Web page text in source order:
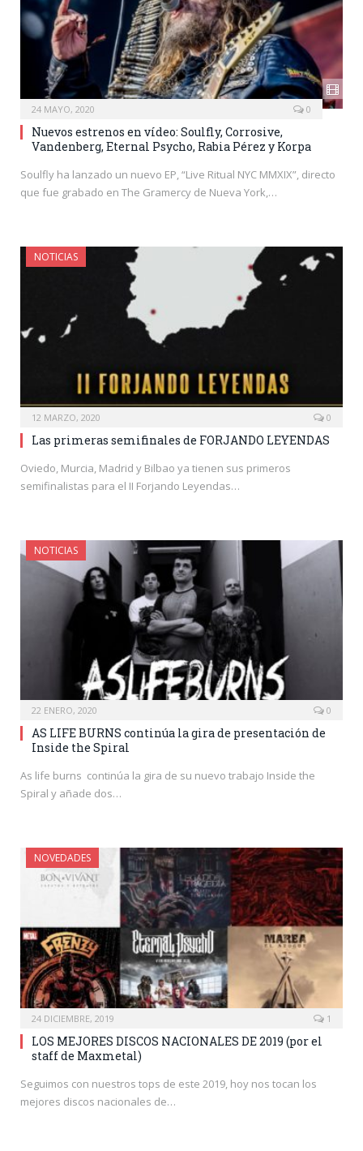
24 MAYO, 2020 0
Nuevos estrenos en vídeo: Soulfly, Corrosive,
Vandenberg, Eternal Psycho, Rabia Pérez y Korpa
Soulfly ha lanzado un nuevo EP, “Live Ritual NYC MMXIX”, directo
que fue grabado en The Gramercy de Nueva York,…
NOTICIAS
12 MARZO, 2020 0
Las primeras semifinales de FORJANDO LEYENDAS
Oviedo, Murcia, Madrid y Bilbao ya tienen sus primeros
semifinalistas para el II Forjando Leyendas…
NOTICIAS
22 ENERO, 2020 0
AS LIFE BURNS continúa la gira de presentación de
Inside the Spiral
As life burns continúa la gira de su nuevo trabajo Inside the
Spiral y añade dos…
NOVEDADES
24 DICIEMBRE, 2019 1
LOS MEJORES DISCOS NACIONALES DE 2019 (por el
staff de Maxmetal)
Seguimos con nuestros tops de este 2019, hoy nos tocan los
mejores discos nacionales de…